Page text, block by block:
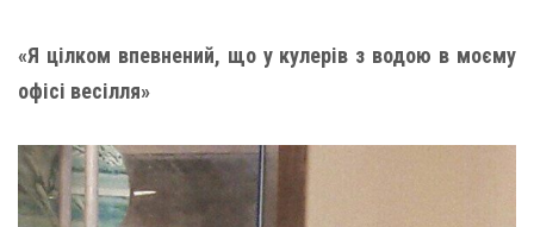
«Я цілком впевнений, що у кулерів з водою в моєму
офісі весілля»